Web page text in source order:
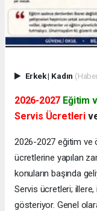
Erkek| Kadın
2026-2027 Eğitim
Servis Ücretleri
2026-2027 eğitim ve
ücretlerine yapılan
konuların başında
Servis ücretleri;
gösteriyor. Genel